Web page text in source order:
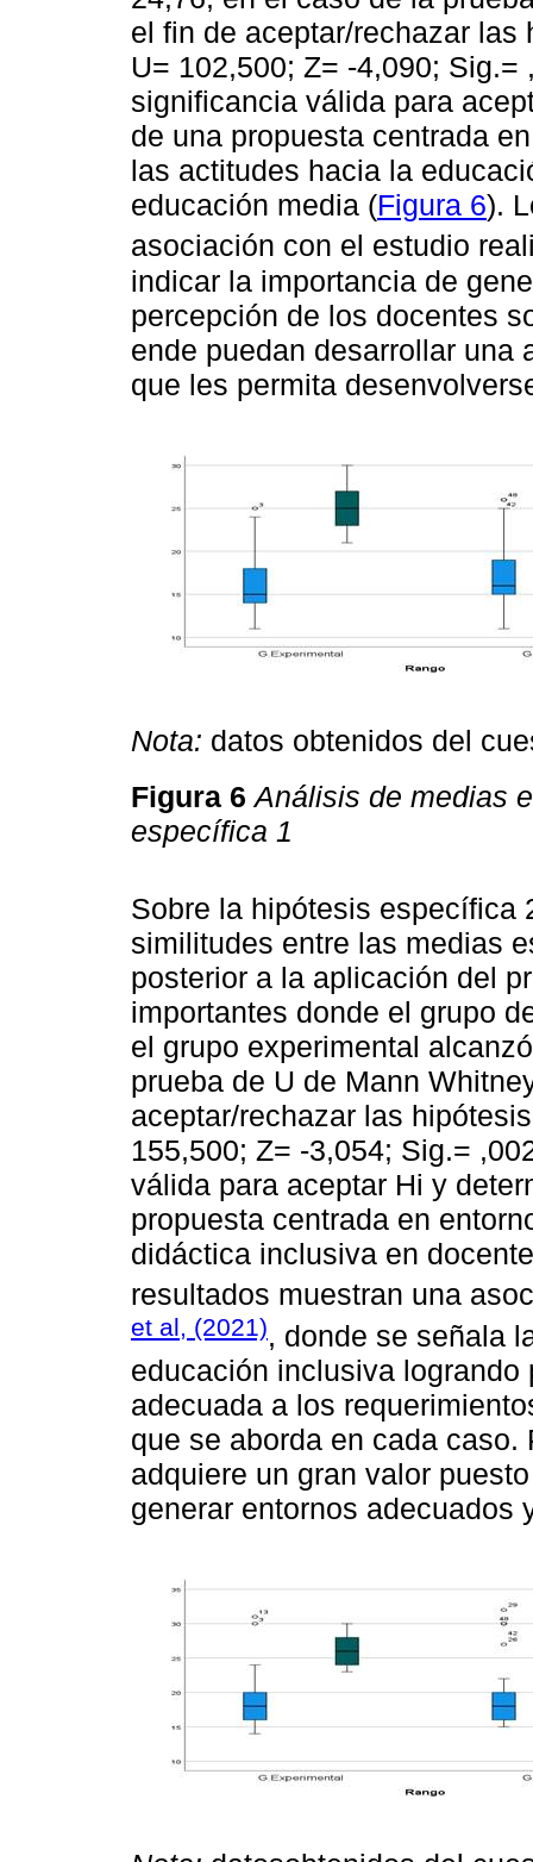
el fin de aceptar/rechazar
U= 102,500; Z= -4,090;
significancia válida para
de una propuesta centrada
las actitudes hacia la
educación media (Figura 6).
asociación con el estudio
indicar la importancia de
percepción de los docentes
ende puedan desarrollar una
que les permita
Nota: datos obtenidos del
Figura 6Análisis de medias
específica 1
Sobre la hipótesis específica
similitudes entre las medias
posterior a la aplicación del
importantes donde el grupo
el grupo experimental
prueba de U de Mann
aceptar/rechazar las
155,500; Z= -3,054; Sig.=
válida para aceptar Hi y
propuesta centrada en
didáctica inclusiva en
resultados muestran una
et al, (2021), donde se señala
educación inclusiva
adecuada a los
que se aborda en cada
adquiere un gran valor
generar entornos adecuados